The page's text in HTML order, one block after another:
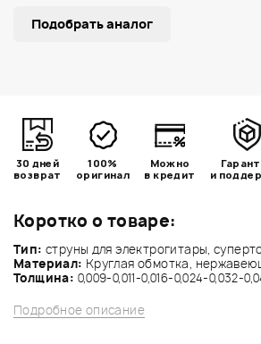
Коротко о товаре:
Тип: струны для электрогитары,
Материал: Круглая обмотка,
Толщина: 0,009-0,011-0,016-0,024-0,032-
Подробное описание
Подобрать аналог
30 дней
возврат
100%
оригинал
Можно
в кредит
и